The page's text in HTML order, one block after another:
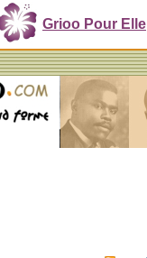
Grioo Pour Elle